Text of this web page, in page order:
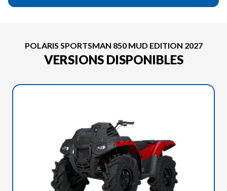
POLARIS SPORTSMAN 850 MUD EDITION 2027
VERSIONS DISPONIBLES